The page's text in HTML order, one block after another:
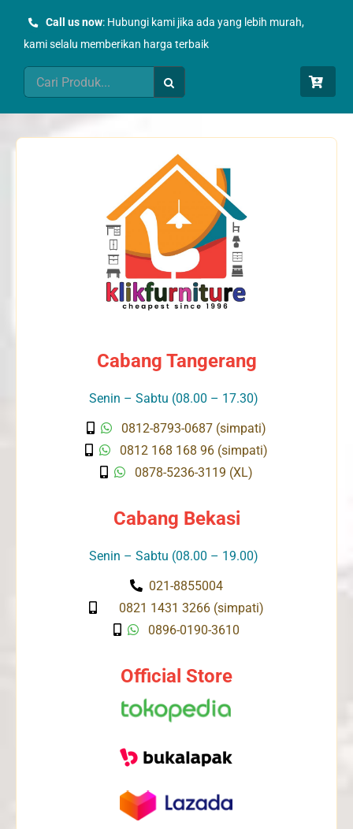
Call us now: Hubungi kami jika ada yang lebih murah,
kami selalu memberikan harga terbaik
Search
for:
Cabang Tangerang
Senin – Sabtu (08.00 – 17.30)
0812-8793-0687 (simpati)
0812 168 168 96 (simpati)
0878-5236-3119 (XL)
Cabang Bekasi
Senin – Sabtu (08.00 – 19.00)
021-8855004
0821 1431 3266 (simpati)
0896-0190-3610
Official Store